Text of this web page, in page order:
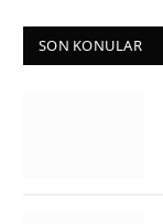
SON KONULAR